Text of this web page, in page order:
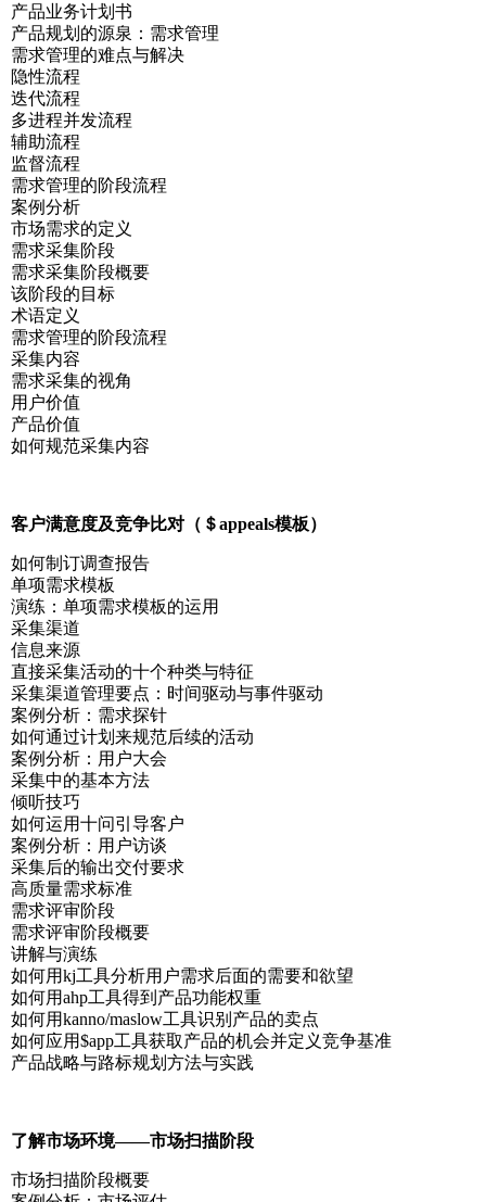
产品业务计划书
产品规划的源泉：需求管理
需求管理的难点与解决
隐性流程
迭代流程
多进程并发流程
辅助流程
监督流程
需求管理的阶段流程
案例分析
市场需求的定义
需求采集阶段
需求采集阶段概要
该阶段的目标
术语定义
需求管理的阶段流程
采集内容
需求采集的视角
用户价值
产品价值
如何规范采集内容
客户满意度及竞争比对（＄appeals模板）
如何制订调查报告
单项需求模板
演练：单项需求模板的运用
采集渠道
信息来源
直接采集活动的十个种类与特征
采集渠道管理要点：时间驱动与事件驱动
案例分析：需求探针
如何通过计划来规范后续的活动
案例分析：用户大会
采集中的基本方法
倾听技巧
如何运用十问引导客户
案例分析：用户访谈
采集后的输出交付要求
高质量需求标准
需求评审阶段
需求评审阶段概要
讲解与演练
如何用kj工具分析用户需求后面的需要和欲望
如何用ahp工具得到产品功能权重
如何用kanno/maslow工具识别产品的卖点
如何应用$app工具获取产品的机会并定义竞争基准
产品战略与路标规划方法与实践
了解市场环境——市场扫描阶段
市场扫描阶段概要